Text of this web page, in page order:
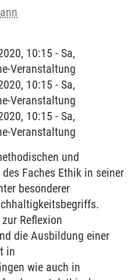
10:15 - Sa,
Veranstaltung
10:15 - Sa,
Veranstaltung
10:15 - Sa,
Veranstaltung
und
Faches Ethik in seiner
besonderer
Reflexion
die Ausbildung einer
in
wie auch in